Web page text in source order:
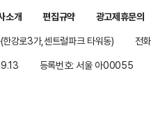
소개 편집규약
광고제휴문의
강로3가,센트럴파크 타워동)
전
등록번호: 서울 아00055